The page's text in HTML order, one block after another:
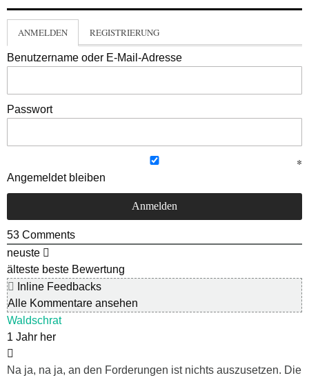
ANMELDEN REGISTRIERUNG
Benutzername oder E-Mail-Adresse
Passwort
Angemeldet bleiben
53 Comments
neuste
älteste beste Bewertung
Inline Feedbacks
Alle Kommentare ansehen
Waldschrat
1 Jahr her
Na ja, na ja, an den Forderungen ist nichts auszusetzen. Die